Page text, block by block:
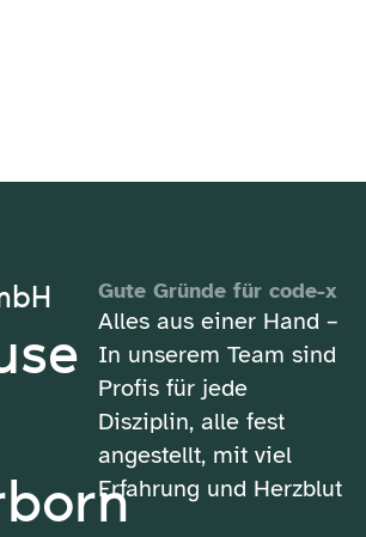
Gute Gründe für code-x
Alles aus einer Hand –
In unserem Team sind
Profis für jede
Disziplin, alle fest
angestellt, mit viel
Erfahrung und Herzblut